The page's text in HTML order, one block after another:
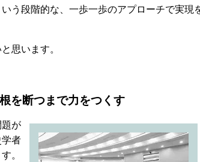
う段階的な、一歩一歩のアプローチで実現
思います。
を断つまで力をつくす
が
者
。